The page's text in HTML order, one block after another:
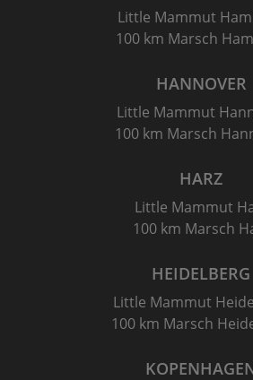
Little Mammut
100 km Marsch
HANNOVER
Little Mammut
100 km Marsch
HARZ
Little Mammut
100 km Marsch
HEIDELBERG
Little Mammut
100 km Marsch